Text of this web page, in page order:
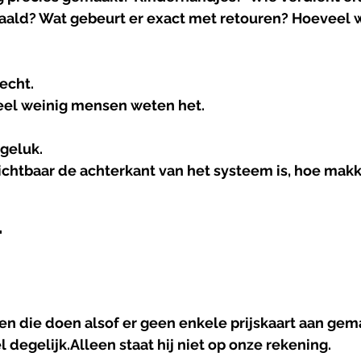
Wat gebeurt er exact met retouren? Hoeveel
weinig mensen weten het.
de achterkant van het systeem is, hoe
die doen alsof er geen enkele prijskaart aan
degelijk.Alleen staat hij niet op onze rekening.